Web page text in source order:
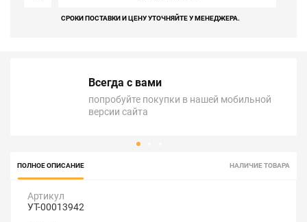
СРОКИ ПОСТАВКИ И ЦЕНУ УТОЧНЯЙТЕ У МЕНЕДЖЕРА.
Всегда с вами
попробуйте покупки в нашей мобильной
версии сайта
ПОЛНОЕ ОПИСАНИЕ НАЛИЧИЕ ТОВАРА
Артикул
УТ-00013942